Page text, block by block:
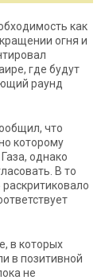
как
огня и
где будут
раунд
что
которому
однако
В то
в которых
в позитивной
не